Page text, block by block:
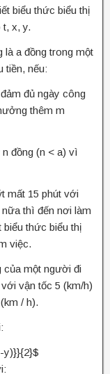
biểu thức biểu thị
t, x, y.
a đồng trong một
tiền, nếu:
đủ ngày công
thêm m
đồng (n < a) vì
mất 15 phút với
thì đến nơi làm
biểu thức biểu thị
việc.
một người đi
vận tốc 5 (km/h)
/ h).
y)}}{2}$